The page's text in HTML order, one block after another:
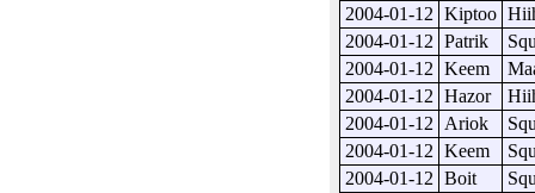
2004-01-12
Kiptoo
2004-01-12
Patrik
2004-01-12
Keem
2004-01-12
Hazor
2004-01-12
Ariok
2004-01-12
Keem
2004-01-12
Boit